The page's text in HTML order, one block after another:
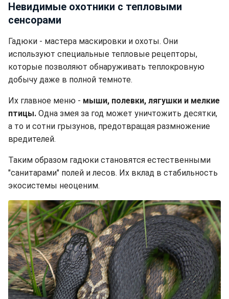
Невидимые охотники с тепловыми
сенсорами
Гадюки - мастера маскировки и охоты. Они
используют специальные тепловые рецепторы,
которые позволяют обнаруживать теплокровную
добычу даже в полной темноте.
Их главное меню - мыши, полевки, лягушки и мелкие
птицы. Одна змея за год может уничтожить десятки,
а то и сотни грызунов, предотвращая размножение
вредителей.
Таким образом гадюки становятся естественными
"санитарами" полей и лесов. Их вклад в стабильность
экосистемы неоценим.